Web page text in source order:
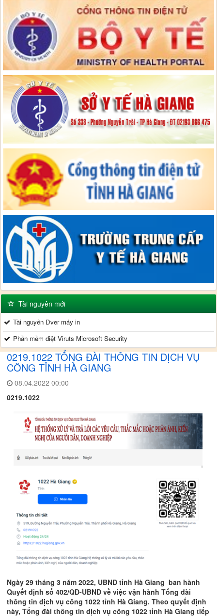
Tài nguyên mới
Tài nguyên Dver máy in
Phần mềm diệt Viruts Microsoft Security
0219.1022 TỔNG ĐÀI THÔNG TIN DỊCH VỤ
CÔNG TỈNH HÀ GIANG
08.04.2022 00:00
0219.1022
Ngày 29 tháng 3 năm 2022, UBND tỉnh Hà Giang ban hành
Quyết định số 402/QĐ-UBND về việc vận hành Tổng đài
thông tin dịch vụ công 1022 tỉnh Hà Giang. Theo quyết định
này, Tổng đài thông tin dịch vụ công 1022 tỉnh Hà Giang tiếp